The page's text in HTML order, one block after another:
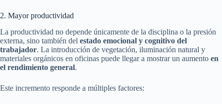
2. Mayor productividad
La productividad no depende únicamente de la disciplina o la presión
externa, sino también del estado emocional y cognitivo del
trabajador. La introducción de vegetación, iluminación natural y
materiales orgánicos en oficinas puede llegar a mostrar un aumento en
el rendimiento general.
Este incremento responde a múltiples factores: